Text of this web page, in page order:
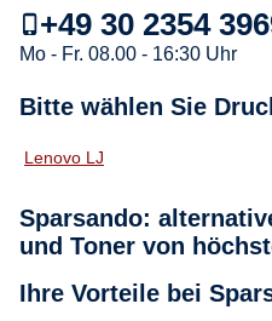
+49 30 2354
Mo - Fr. 08.00 - 16:30 Uhr
Bitte wählen Sie
Lenovo LJ
Sparsando:
und Toner von
Ihre Vorteile bei